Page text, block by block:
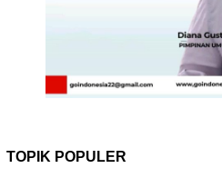
TOPIK POPULER